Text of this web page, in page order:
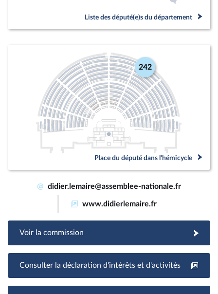
Liste des député(e)s du département
242
Place du député dans l'hémicycle
@ didier.lemaire@assemblee-nationale.fr
www.didierlemaire.fr
Voir la commission
Consulter la déclaration d'intérêts et d'activités